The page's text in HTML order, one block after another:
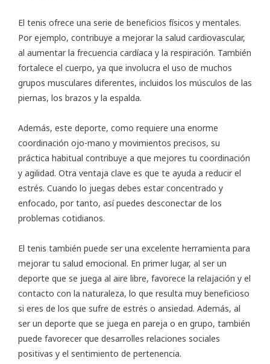
El tenis ofrece una serie de beneficios físicos y mentales.
Por ejemplo, contribuye a mejorar la salud cardiovascular,
al aumentar la frecuencia cardíaca y la respiración. También
fortalece el cuerpo, ya que involucra el uso de muchos
grupos musculares diferentes, incluidos los músculos de las
piernas, los brazos y la espalda.
Además, este deporte, como requiere una enorme
coordinación ojo-mano y movimientos precisos, su
práctica habitual contribuye a que mejores tu coordinación
y agilidad. Otra ventaja clave es que te ayuda a reducir el
estrés. Cuando lo juegas debes estar concentrado y
enfocado, por tanto, así puedes desconectar de los
problemas cotidianos.
El tenis también puede ser una excelente herramienta para
mejorar tu salud emocional. En primer lugar, al ser un
deporte que se juega al aire libre, favorece la relajación y el
contacto con la naturaleza, lo que resulta muy beneficioso
si eres de los que sufre de estrés o ansiedad. Además, al
ser un deporte que se juega en pareja o en grupo, también
puede favorecer que desarrolles relaciones sociales
positivas y el sentimiento de pertenencia.